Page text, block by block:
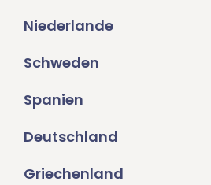
Niederlande
Schweden
Spanien
Deutschland
Griechenland